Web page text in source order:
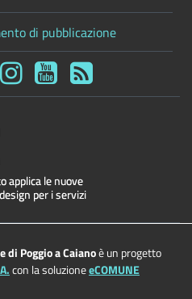
di pubblicazione
di Poggio a Caianoè un progetto
con la soluzioneeCOMUNE